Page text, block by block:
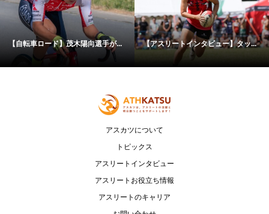
【自転車ロード】茂木陽向選手が... 【アスリートインタビュー】タッ...
アスカツについて
トピックス
アスリートインタビュー
アスリートお役立ち情報
アスリートのキャリア